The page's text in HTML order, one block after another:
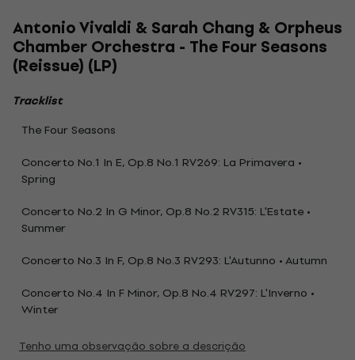
Antonio Vivaldi & Sarah Chang & Orpheus
Chamber Orchestra - The Four Seasons
(Reissue) (LP)
Tracklist
The Four Seasons
Concerto No.1 In E, Op.8 No.1 RV269: La Primavera •
Spring
Concerto No.2 In G Minor, Op.8 No.2 RV315: L'Estate •
Summer
Concerto No.3 In F, Op.8 No.3 RV293: L'Autunno • Autumn
Concerto No.4 In F Minor, Op.8 No.4 RV297: L'Inverno •
Winter
Tenho uma observação sobre a descrição